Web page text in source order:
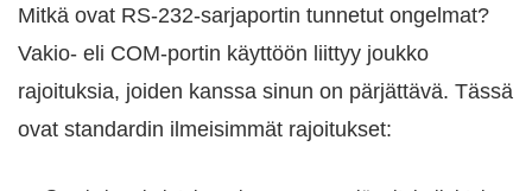
Mitkä ovat RS-232-sarjaportin tunnetut ongelmat?
Vakio- eli COM-portin käyttöön liittyy joukko
rajoituksia, joiden kanssa sinun on pärjättävä. Tässä
ovat standardin ilmeisimmät rajoitukset: